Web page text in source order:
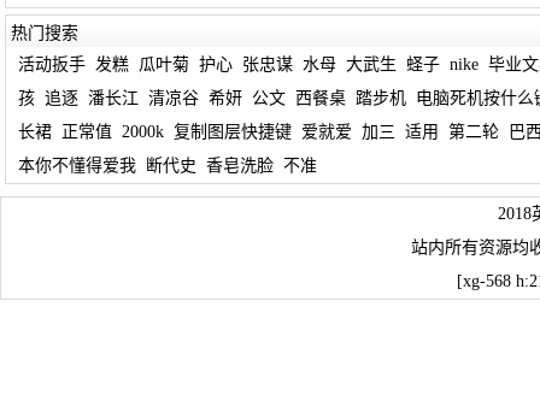
热门搜索
活动扳手 发糕 瓜叶菊 护心 张忠谋 水母 大武生 蛏子 nike 毕业
孩 追逐 潘长江 清凉谷 希妍 公文 西餐桌 踏步机
电脑死机按什么
长裙
正常值 2000k 复制图层快捷键 爱就爱 加三 适用 第二轮
巴
本你不懂得爱我
断代史 香皂洗脸 不准
2018
站内所有资源均
[xg-568